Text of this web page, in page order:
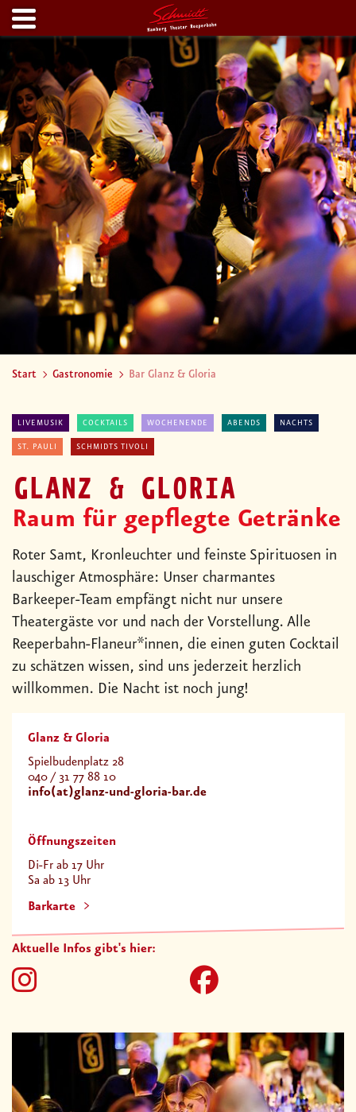
Start Gastronomie Bar Glanz & Gloria
LIVEMUSIK COCKTAILS WOCHENENDE ABENDS NACHTS
ST. PAULI SCHMIDTS TIVOLI
GLANZ & GLORIA
Raum für gepflegte Getränke
Roter Samt, Kronleuchter und feinste Spirituosen in
lauschiger Atmosphäre: Unser charmantes
Barkeeper-Team empfängt nicht nur unsere
Theatergäste vor und nach der Vorstellung. Alle
Reeperbahn-Flaneur*innen, die einen guten Cocktail
zu schätzen wissen, sind uns jederzeit herzlich
willkommen. Die Nacht ist noch jung!
Glanz & Gloria
Spielbudenplatz 28
040 / 31 77 88 10
info(at)glanz-und-gloria-bar.de
Öffnungszeiten
Di-Fr ab 17 Uhr
Sa ab 13 Uhr
Barkarte
Aktuelle Infos gibt's hier: